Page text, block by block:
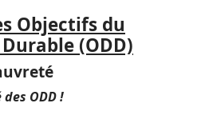
Objectifs du
(ODD)
ODD !